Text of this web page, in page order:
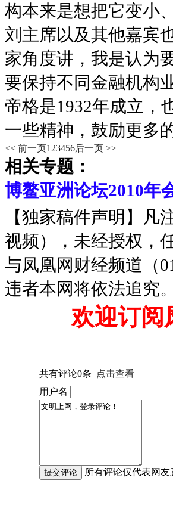
构本来是想把它变小
刘主席以及其他嘉宾
家角度讲，我是认为
要保持不同金融机构
帝格是1932年成立，
一些精神，鼓励更多
<< 前一页1 23456后一页 >>
相关专题：
博鳌亚洲论坛2010年
【独家稿件声明】凡
视频），未经授权，
与凤凰网财经频道（
违者本网将依法追究。
欢迎订阅
共有评论0条
点击查看
用户名
所有评论仅代表网